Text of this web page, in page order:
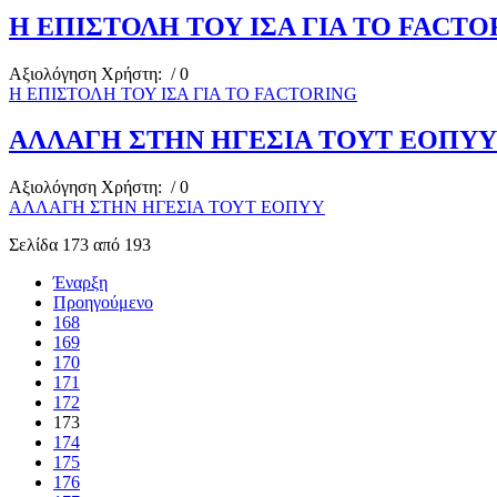
Η ΕΠΙΣΤΟΛΗ ΤΟΥ ΙΣΑ ΓΙΑ ΤΟ
Αξιολόγηση Χρήστη: / 0
Η ΕΠΙΣΤΟΛΗ ΤΟΥ ΙΣΑ ΓΙΑ ΤΟ FACTORING
ΑΛΛΑΓΗ ΣΤΗΝ ΗΓΕΣΙΑ ΤΟΥΤ ΕΟΠΥΥ
Αξιολόγηση Χρήστη: / 0
ΑΛΛΑΓΗ ΣΤΗΝ ΗΓΕΣΙΑ ΤΟΥΤ ΕΟΠΥΥ
Σελίδα 173 από 193
Έναρξη
Προηγούμενο
168
169
170
171
172
173
174
175
176